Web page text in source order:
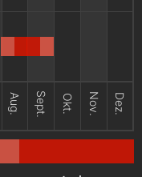
Aug. Sept. Okt. Nov. Dez.